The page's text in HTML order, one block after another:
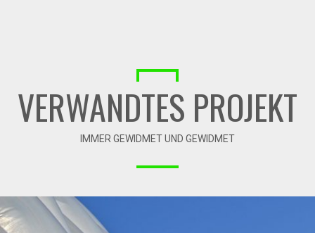
VERWANDTES PROJEKT
IMMER GEWIDMET UND GEWIDMET